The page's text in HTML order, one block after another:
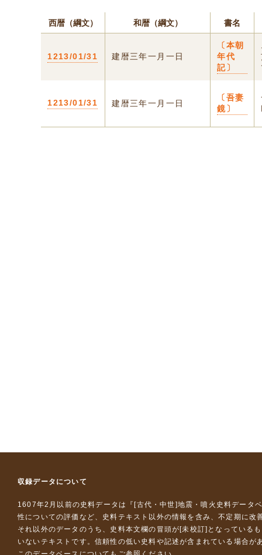
西暦（綱文） 和暦（綱文） 書名
1213/01/31 建暦三年一月一日
〔本朝
年代
記〕
1213/01/31 建暦三年一月一日
〔吾妻
鏡〕
収録データについて
1607年2月以前の史料データは『 [古代・中世]地震・噴火史料データ
性についての評価など、史料テキスト以外の情報を含み、不定期に改
それ以外のデータのうち、史料本文欄の冒頭が[未校訂]となっている
いないテキストです。信頼性の低い史料や記述が含まれている場合が